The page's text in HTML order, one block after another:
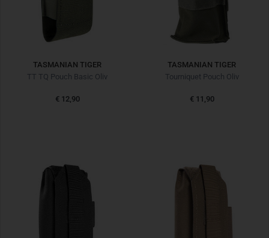
TASMANIAN TIGER
TT TQ Pouch Basic Oliv
€ 12,90
TASMANIAN TIGER
Tourniquet Pouch Oliv
€ 11,90